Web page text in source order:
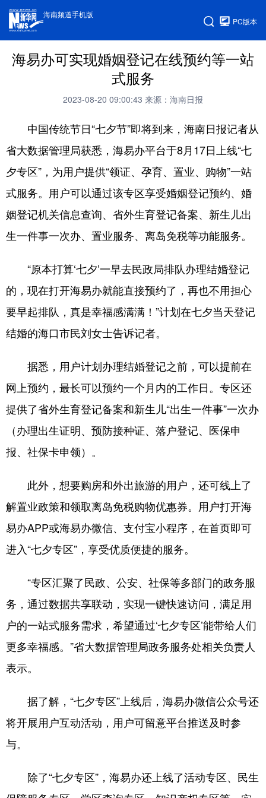
海南频道手机版
PC版本
海易办可实现婚姻登记在线预约等一站
式服务
2023-08-20 09:00:43 来源：海南日报
中国传统节日“七夕节”即将到来，海南日报记者从
省大数据管理局获悉，海易办平台于8月17日上线“七
夕专区”，为用户提供“领证、孕育、置业、购物”一站
式服务。用户可以通过该专区享受婚姻登记预约、婚
姻登记机关信息查询、省外生育登记备案、新生儿出
生一件事一次办、置业服务、离岛免税等功能服务。
“原本打算‘七夕’一早去民政局排队办理结婚登记
的，现在打开海易办就能直接预约了，再也不用担心
要早起排队，真是幸福感满满！”计划在七夕当天登记
结婚的海口市民刘女士告诉记者。
据悉，用户计划办理结婚登记之前，可以提前在
网上预约，最长可以预约一个月内的工作日。专区还
提供了省外生育登记备案和新生儿“出生一件事”一次办
（办理出生证明、预防接种证、落户登记、医保申
报、社保卡申领）。
此外，想要购房和外出旅游的用户，还可线上了
解置业政策和领取离岛免税购物优惠券。用户打开海
易办APP或海易办微信、支付宝小程序，在首页即可
进入“七夕专区”，享受优质便捷的服务。
“专区汇聚了民政、公安、社保等多部门的政务服
务，通过数据共享联动，实现一键快速访问，满足用
户的一站式服务需求，希望通过‘七夕专区’能带给人们
更多幸福感。”省大数据管理局政务服务处相关负责人
表示。
据了解，“七夕专区”上线后，海易办微信公众号还
将开展用户互动活动，用户可留意平台推送及时参
与。
除了“七夕专区”，海易办还上线了活动专区、民生